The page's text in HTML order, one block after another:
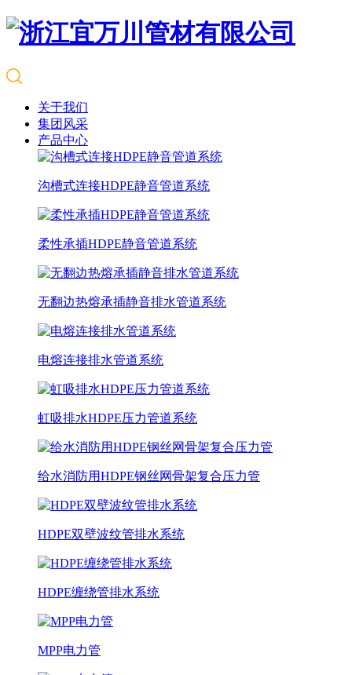
关于我们
集团风采
产品中心
沟槽式连接HDPE静音管道系统
柔性承插HDPE静音管道系统
无翻边热熔承插静音排水管道系统
电熔连接排水管道系统
虹吸排水HDPE压力管道系统
给水消防用HDPE钢丝网骨架复合压力管
HDPE双壁波纹管排水系统
HDPE缠绕管排水系统
MPP电力管